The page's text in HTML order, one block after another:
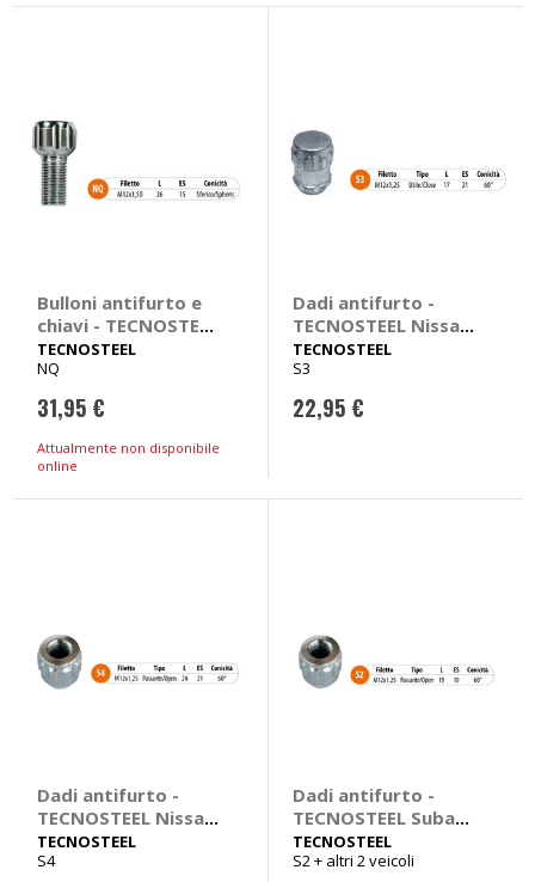
Bulloni antifurto e
chiavi - TECNOSTEEL
Smart Fortwo
TECNOSTEEL
NQ
31,95 €
Attualmente non disponibile
online
Dadi antifurto -
TECNOSTEEL Nissan
Juke, Qashqai
TECNOSTEEL
S3
22,95 €
Dadi antifurto -
TECNOSTEEL Nissan
Juke, Pathfinder, X-
Trail
TECNOSTEEL
S4
Dadi antifurto -
TECNOSTEEL Subaru
Forester, Impreza,
Justy, Legacy
TECNOSTEEL
S2 + altri 2 veicoli